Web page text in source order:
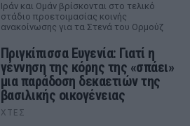
Ιράν και Ομάν βρίσκονται στο τελικό
στάδιο προετοιμασίας κοινής
ανακοίνωσης για τα Στενά του Ορμούζ
Πριγκίπισσα Ευγενία: Γιατί η
γέννηση της κόρης της «σπάει»
μια παράδοση δεκαετιών της
βασιλικής οικογένειας
ΧΤΕΣ